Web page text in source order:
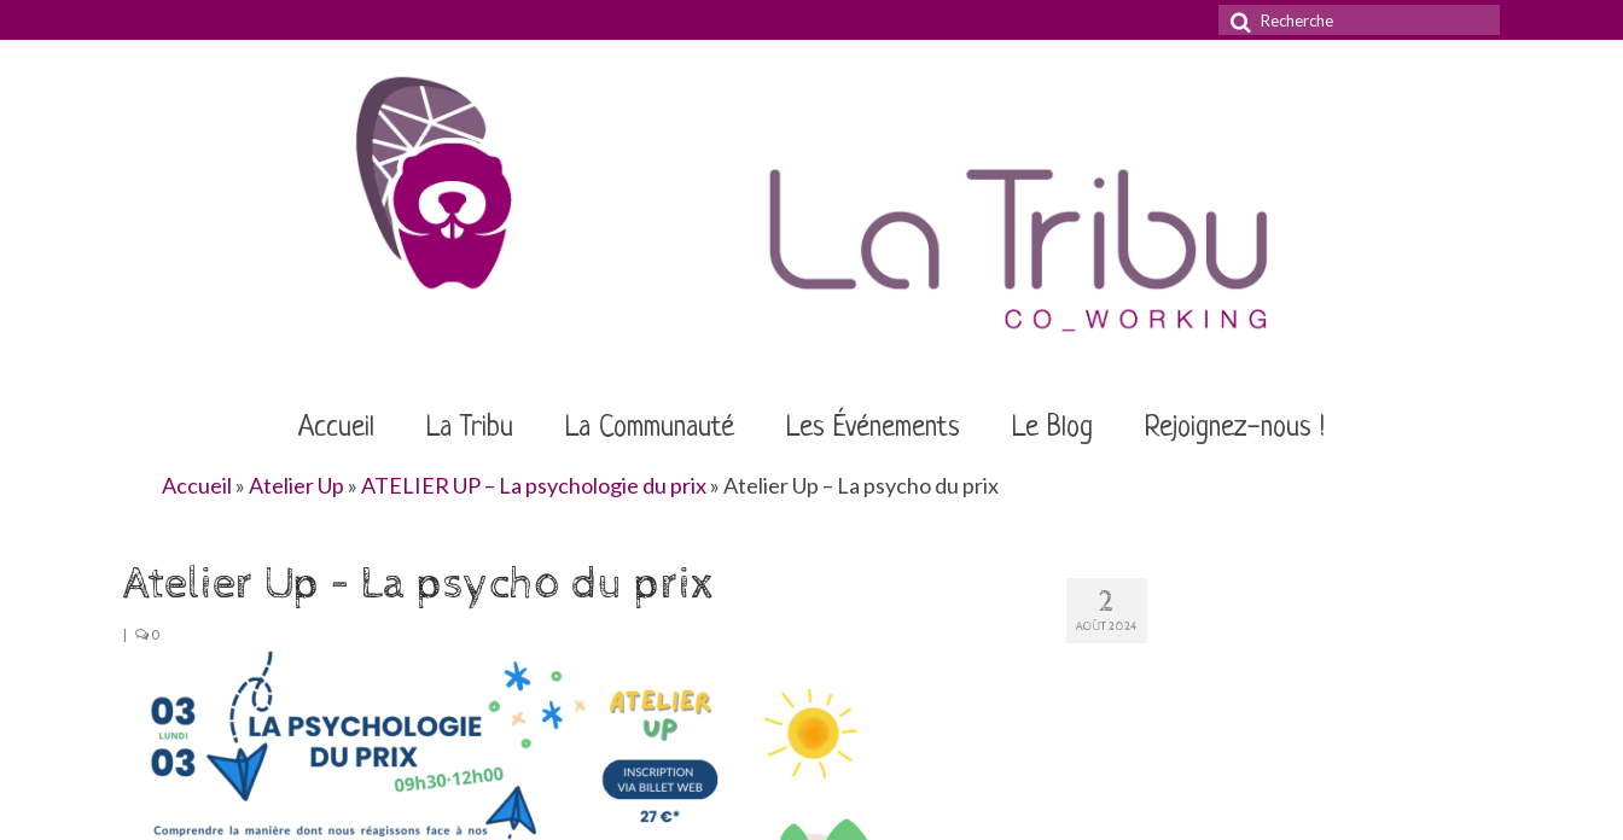
Rechercher
:
Accueil La Tribu La Communauté Les Événements Le Blog Rejoignez-nous !
Accueil »Atelier Up »ATELIER UP – La psychologie du prix»Atelier Up – La psycho du prix
2
AOÛT 2024
Atelier Up – La psycho du prix
0